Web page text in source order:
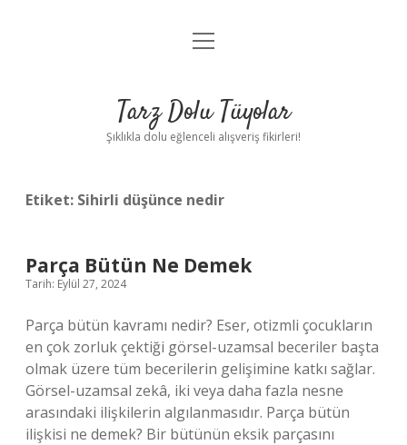
Anasayfa
Yasal Uyarı
menüyü
Tarz Dolu Tüyolar
Şıklıkla dolu eğlenceli alışveriş fikirleri!
Etiket: Sihirli düşünce nedir
Parça Bütün Ne Demek
Tarih: Eylül 27, 2024
Parça bütün kavramı nedir? Eser, otizmli çocukların
en çok zorluk çektiği görsel-uzamsal beceriler başta
olmak üzere tüm becerilerin gelişimine katkı sağlar.
Görsel-uzamsal zekâ, iki veya daha fazla nesne
arasındaki ilişkilerin algılanmasıdır. Parça bütün
ilişkisi ne demek? Bir bütünün eksik parçasını